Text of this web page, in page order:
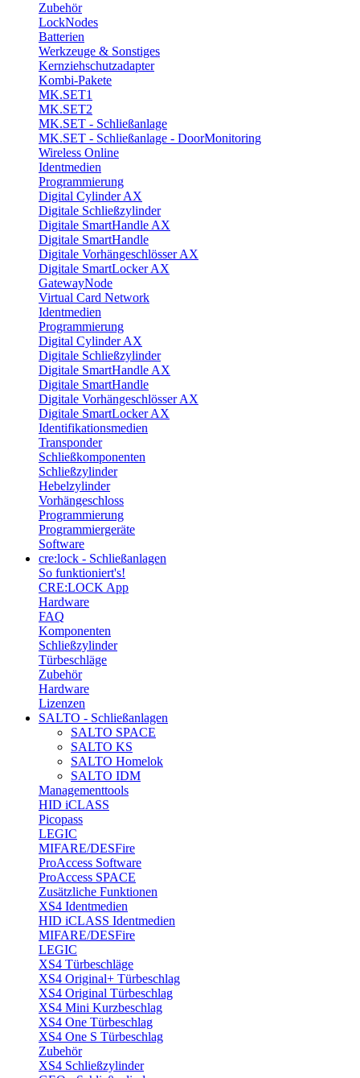
Zubehör
LockNodes
Batterien
Werkzeuge & Sonstiges
Kernziehschutzadapter
Kombi-Pakete
MK.SET1
MK.SET2
MK.SET - Schließanlage
MK.SET - Schließanlage - DoorMonitoring
Wireless Online
Identmedien
Programmierung
Digital Cylinder AX
Digitale Schließzylinder
Digitale SmartHandle AX
Digitale SmartHandle
Digitale Vorhängeschlösser AX
Digitale SmartLocker AX
GatewayNode
Virtual Card Network
Identmedien
Programmierung
Digital Cylinder AX
Digitale Schließzylinder
Digitale SmartHandle AX
Digitale SmartHandle
Digitale Vorhängeschlösser AX
Digitale SmartLocker AX
Identifikationsmedien
Transponder
Schließkomponenten
Schließzylinder
Hebelzylinder
Vorhängeschloss
Programmierung
Programmiergeräte
Software
cre:lock - Schließanlagen
So funktioniert's!
CRE:LOCK App
Hardware
FAQ
Komponenten
Schließzylinder
Türbeschläge
Zubehör
Hardware
Lizenzen
SALTO - Schließanlagen
SALTO SPACE
SALTO KS
SALTO Homelok
SALTO IDM
Managementtools
HID iCLASS
Picopass
LEGIC
MIFARE/DESFire
ProAccess Software
ProAccess SPACE
Zusätzliche Funktionen
XS4 Identmedien
HID iCLASS Identmedien
MIFARE/DESFire
LEGIC
XS4 Türbeschläge
XS4 Original+ Türbeschlag
XS4 Original Türbeschlag
XS4 Mini Kurzbeschlag
XS4 One Türbeschlag
XS4 One S Türbeschlag
Zubehör
XS4 Schließzylinder